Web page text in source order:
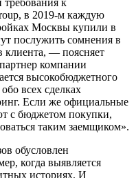
к
в 2019-м каждую
Москвы купили в
послужить сомнения в
клиента, — поясняет
компании
высокобюджетного
всех сделках
Если же официальные
с бюджетом покупки,
таким заемщиком».
обусловлен
когда выявляется
историях. И